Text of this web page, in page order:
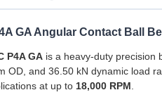
GA Angular Contact Ball
P4A GA is a heavy-duty precision
OD, and 36.50 kN dynamic load
at up to 18,000 RPM.